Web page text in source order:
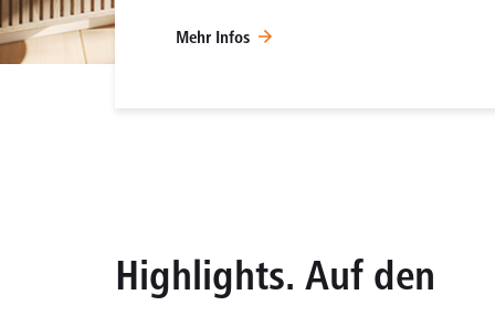
Mehr Infos
Highlights. Auf den